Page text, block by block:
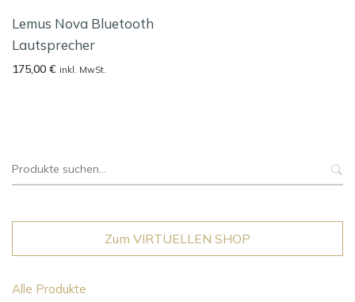
Lemus Nova Bluetooth
Lautsprecher
175,00 € inkl. MwSt.
Suche
Zum VIRTUELLEN SHOP
Alle Produkte